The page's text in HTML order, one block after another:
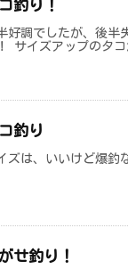
釣り！
好調でしたが、後半
サイズアップのタ
釣り
ズは、いいけど爆釣
せ釣り！